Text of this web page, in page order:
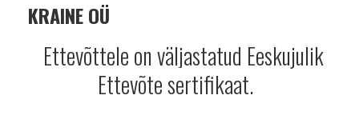
KRAINE OÜ
Ettevõttele on väljastatud Eeskujulik
Ettevõte sertifikaat.